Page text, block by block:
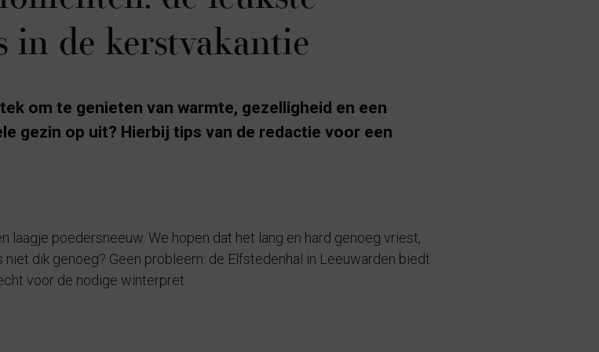
in de kerstvakantie
om te genieten van warmte, gezelligheid en een
gezin op uit? Hierbij tips van de redactie voor een
poedersneeuw. We hopen dat het lang en hard genoeg vriest,
dik genoeg? Geen probleem: de Elfstedenhal in Leeuwarden biedt
voor de nodige winterpret.